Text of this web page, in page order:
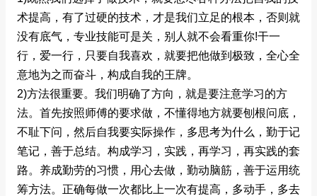
术提高，有了过硬的技术，才是我们立足的根本，否则就
没有底气，专业技能可是关，别人就不会看重你!干一
行，爱一行，只要自我喜欢，就要把他做到极致，全心全
意地为之而奋斗，构成自我的王牌。
2)方法很重要。我们明确了方向，就是要注意学习的方
法。首先按照师傅的要求做，不懂得地方就要刨根问底，
不耻下问，然后自我要实际操作，多思考为什么，勤于记
笔记，善于总结。构成学习，实践，再学习，再实践的套
路。养成勤劳的习惯，用心去做，勤动脑筋，善于运用统
筹方法。正确每做一次都比上一次有提高，多动手，多去